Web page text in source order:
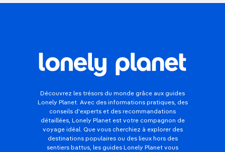
Découvrez les trésors du monde grâce aux guides
Lonely Planet. Avec des informations pratiques, des
conseils d'experts et des recommandations
détaillées, Lonely Planet est votre compagnon de
voyage idéal. Que vous cherchiez à explorer des
destinations populaires ou des lieux hors des
sentiers battus, les guides Lonely Planet vous